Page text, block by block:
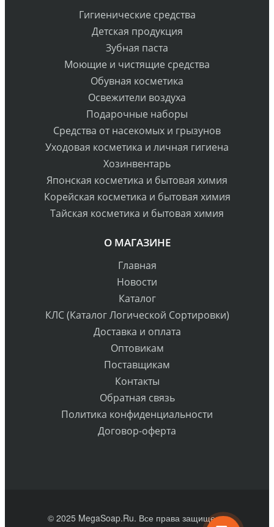
Гигиенические средства
Детская продукция
Зубная паста
Моющие и чистящие средства
Обувная косметика
Освежители воздуха
Подарочные наборы
Средства от насекомых и грызунов
Уходовая косметика и личная гигиена
Хозинвентарь
Японская косметика и бытовая химия
Корейская косметика и бытовая химия
Тайская косметика и бытовая химия
О МАГАЗИНЕ
Главная
Новости
Каталог
КЛС (Каталог Логической Сортировки)
Доставка и оплата
Оптовикам
Поставщикам
Контакты
Обратная связь
Политика конфиденциальности
Договор-оферта
© 2025 MegaSoap.Ru. Все права защищены